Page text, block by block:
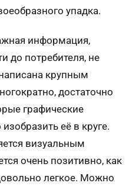
упадка.
информация,
до потребителя, не
крупным
достаточно
графические
её в круге.
визуальным
очень позитивно, как
легкое. Можно